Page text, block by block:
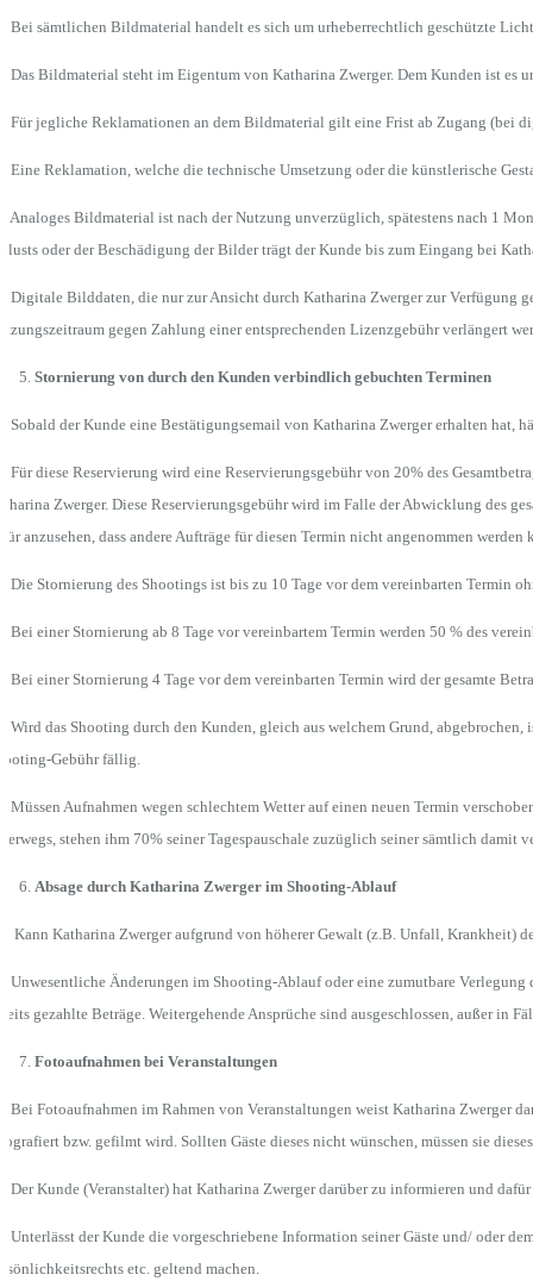
Bei sämtlichen Bildmaterial handelt es sich um urheberrechtlich geschützte
Das Bildmaterial steht im Eigentum von Katharina Zwerger. Dem Kunden ist es
Für jegliche Reklamationen an dem Bildmaterial gilt eine Frist ab Zugang (bei
Eine Reklamation, welche die technische Umsetzung oder die künstlerische
Analoges Bildmaterial ist nach der Nutzung unverzüglich, spätestens nach 1
oder der Beschädigung der Bilder trägt der Kunde bis zum Eingang bei
Digitale Bilddaten, die nur zur Ansicht durch Katharina Zwerger zur Verfügung
gegen Zahlung einer entsprechenden Lizenzgebühr verlängert
Stornierung von durch den Kunden verbindlich gebuchten Terminen
Sobald der Kunde eine Bestätigungsemail von Katharina Zwerger erhalten hat,
Für diese Reservierung wird eine Reservierungsgebühr von 20% des
Zwerger. Diese Reservierungsgebühr wird im Falle der Abwicklung des
anzusehen, dass andere Aufträge für diesen Termin nicht angenommen werden
Die Stornierung des Shootings ist bis zu 10 Tage vor dem vereinbarten Termin
Bei einer Stornierung ab 8 Tage vor vereinbartem Termin werden 50 % des
Bei einer Stornierung 4 Tage vor dem vereinbarten Termin wird der gesamte
Wird das Shooting durch den Kunden, gleich aus welchem Grund,
Gebühr fällig.
Müssen Aufnahmen wegen schlechtem Wetter auf einen neuen Termin
stehen ihm 70% seiner Tagespauschale zuzüglich seiner sämtlich damit
Absage durch Katharina Zwerger im Shooting-Ablauf
Kann Katharina Zwerger aufgrund von höherer Gewalt (z.B. Unfall, Krankheit)
Unwesentliche Änderungen im Shooting-Ablauf oder eine zumutbare
gezahlte Beträge. Weitergehende Ansprüche sind ausgeschlossen, außer
Fotoaufnahmen bei Veranstaltungen
Bei Fotoaufnahmen im Rahmen von Veranstaltungen weist Katharina Zwerger
bzw. gefilmt wird. Sollten Gäste dieses nicht wünschen, müssen sie
Der Kunde (Veranstalter) hat Katharina Zwerger darüber zu informieren und
Unterlässt der Kunde die vorgeschriebene Information seiner Gäste und/ oder
etc. geltend machen.